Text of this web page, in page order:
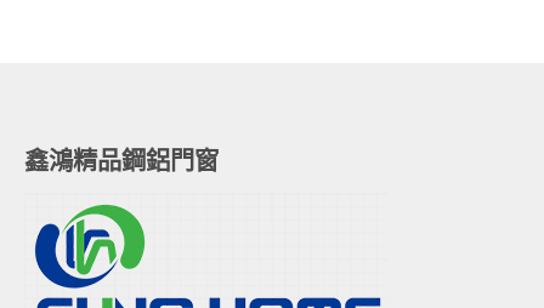
鑫鴻精品鋼鋁門窗